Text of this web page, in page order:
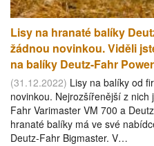
Lisy na hranaté balíky
žádnou novinkou. Viděli
na balíky Deutz-Fahr
(31.12.2022) Lisy na balíky od
novinkou. Nejrozšířenější z
Fahr Varimaster VM 700 a
hranaté balíky má ve své
Deutz-Fahr Bigmaster. V…